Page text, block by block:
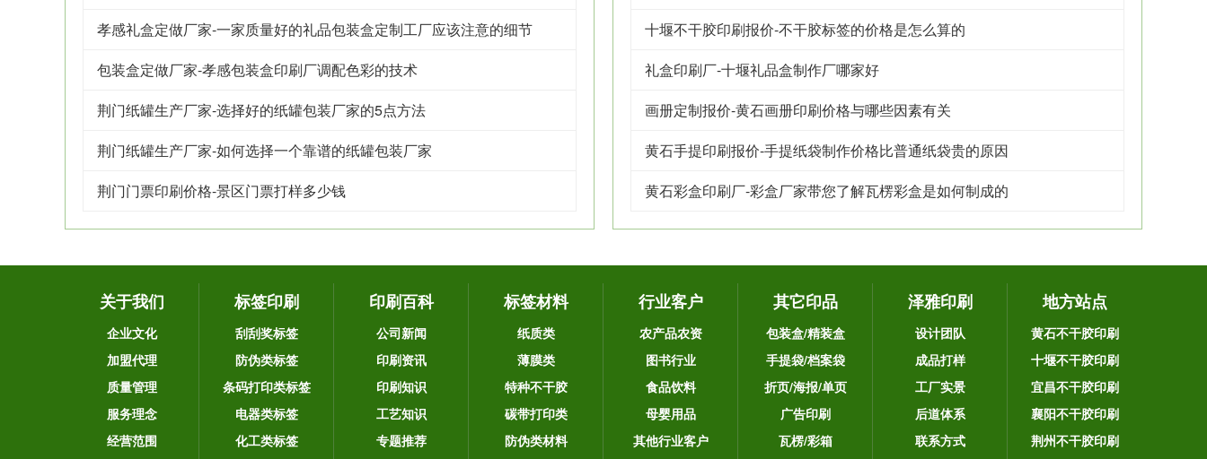
孝感礼盒定做厂家-一家质量好的礼品包装盒定制工厂应该注意的细节
包装盒定做厂家-孝感包装盒印刷厂调配色彩的技术
荆门纸罐生产厂家-选择好的纸罐包装厂家的5点方法
荆门纸罐生产厂家-如何选择一个靠谱的纸罐包装厂家
荆门门票印刷价格-景区门票打样多少钱
十堰不干胶印刷报价-不干胶标签的价格是怎么算的
礼盒印刷厂-十堰礼品盒制作厂哪家好
画册定制报价-黄石画册印刷价格与哪些因素有关
黄石手提印刷报价-手提纸袋制作价格比普通纸袋贵的原因
黄石彩盒印刷厂-彩盒厂家带您了解瓦楞彩盒是如何制成的
关于我们
企业文化
加盟代理
质量管理
服务理念
经营范围
标签印刷
刮刮奖标签
防伪类标签
条码打印类标签
电器类标签
化工类标签
印刷百科
公司新闻
印刷资讯
印刷知识
工艺知识
专题推荐
标签材料
纸质类
薄膜类
特种不干胶
碳带打印类
防伪类材料
行业客户
农产品农资
图书行业
食品饮料
母婴用品
其他行业客户
其它印品
包装盒/精装盒
手提袋/档案袋
折页/海报/单页
广告印刷
瓦楞/彩箱
泽雅印刷
设计团队
成品打样
工厂实景
后道体系
联系方式
地方站点
黄石不干胶印刷
十堰不干胶印刷
宜昌不干胶印刷
襄阳不干胶印刷
荆州不干胶印刷